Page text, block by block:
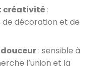
créativité :
de décoration et de
: sensible à
l’union et la